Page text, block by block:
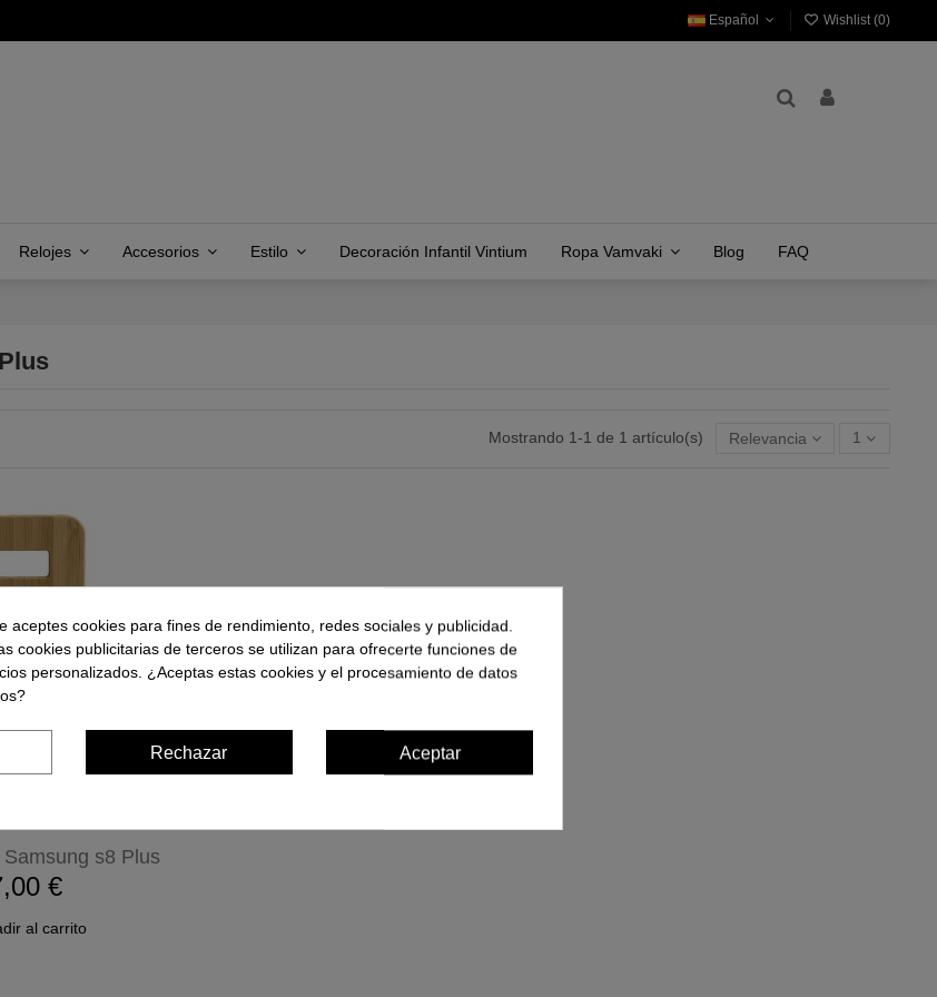
Español Wishlist (0)
Relojes Accesorios Estilo Decoración Infantil Vintium Ropa Vamvaki Blog FAQ
Mostrando 1-1 de 1 artículo(s) Relevancia 1
s8 Plus
€
al carrito
aceptes cookies para fines de rendimiento, redes sociales y publicidad.
cookies publicitarias de terceros se utilizan para ofrecerte funciones de
personalizados. ¿Aceptas estas cookies y el procesamiento de datos
Rechazar Aceptar